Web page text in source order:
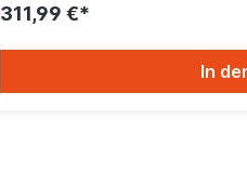
311,99 €*
In